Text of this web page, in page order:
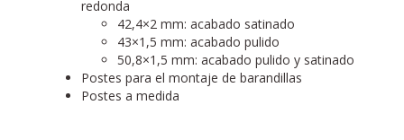
redonda
42,4×2 mm: acabado satinado
43×1,5 mm: acabado pulido
50,8×1,5 mm: acabado pulido y satinado
Postes para el montaje de barandillas
Postes a medida